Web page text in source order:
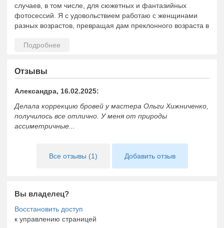
случаев, в том числе, для сюжетных и фантазийных
фотосессий. Я с удовольствием работаю с женщинами
разных возрастов, превращая дам преклонного возраста в
«обычной» внешностью – в барышень с ярким
Вы можете поручить мне полное создание обновленной
вас накануне важного мероприятия, свидания или работы
над портфолио, включая архитектуру бровей и стильную
Отзывы
Александра, 16.02.2025:
Делала коррекцию бровей у мастера Ольги Хижниченко,
получилось все отлично. У меня от природы
ассиметричные...
Все отзывы (1) Добавить отзыв
Вы владелец?
к управлению страницей